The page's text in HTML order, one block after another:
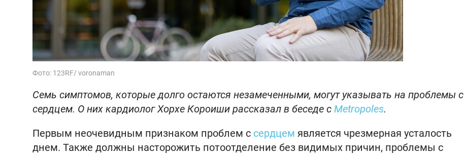
Фото: 123RF/ voronaman
Семь симптомов, которые долго остаются незамеченными, могут указывать на проблемы с
сердцем. О них кардиолог Хорхе Короиши рассказал в беседе с Metropoles.
Первым неочевидным признаком проблем с сердцем является чрезмерная усталость
днем. Также должны насторожить потоотделение без видимых причин, проблемы с